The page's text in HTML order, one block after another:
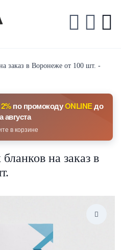
заказ в Воронеже от 100 шт. -
по промокодуONLINEдо
августа
в корзине
на заказ в